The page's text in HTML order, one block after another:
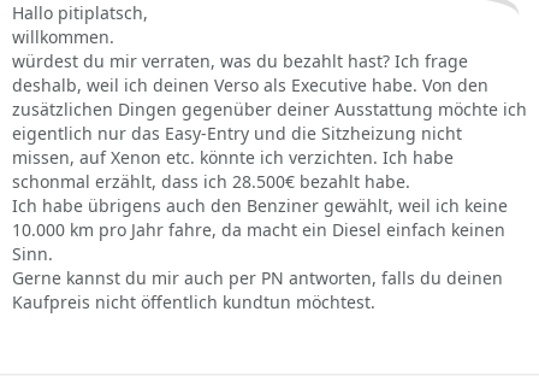
Hallo pitiplatsch,
willkommen.
würdest du mir verraten, was du bezahlt hast? Ich frage
deshalb, weil ich deinen Verso als Executive habe. Von den
zusätzlichen Dingen gegenüber deiner Ausstattung möchte ich
eigentlich nur das Easy-Entry und die Sitzheizung nicht
missen, auf Xenon etc. könnte ich verzichten. Ich habe
schonmal erzählt, dass ich 28.500€ bezahlt habe.
Ich habe übrigens auch den Benziner gewählt, weil ich keine
10.000 km pro Jahr fahre, da macht ein Diesel einfach keinen
Sinn.
Gerne kannst du mir auch per PN antworten, falls du deinen
Kaufpreis nicht öffentlich kundtun möchtest.